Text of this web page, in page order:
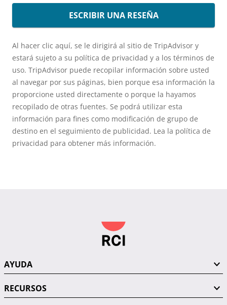
ESCRIBIR UNA RESEÑA
Al hacer clic aquí, se le dirigirá al sitio de TripAdvisor y
estará sujeto a su política de privacidad y a los términos de
uso. TripAdvisor puede recopilar información sobre usted
al navegar por sus páginas, bien porque esa información la
proporcione usted directamente o porque la hayamos
recopilado de otras fuentes. Se podrá utilizar esta
información para fines como modificación de grupo de
destino en el seguimiento de publicidad. Lea la política de
privacidad para obtener más información.
AYUDA
RECURSOS